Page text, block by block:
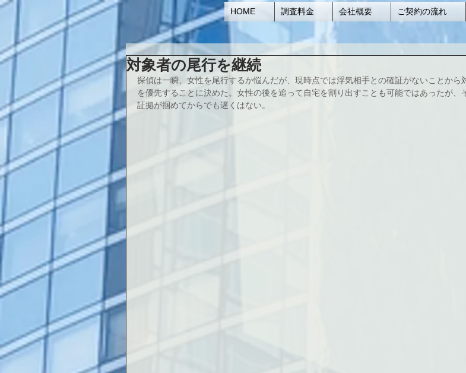
HOME 調査料金 会社概要 ご契約の流れ
対象者の尾行を継続
探偵は一瞬、女性を尾行するか悩んだが、現時点では浮気相手との確証がないことから
を優先することに決めた。女性の後を追って自宅を割り出すことも可能ではあったが、
証拠が掴めてからでも遅くはない。